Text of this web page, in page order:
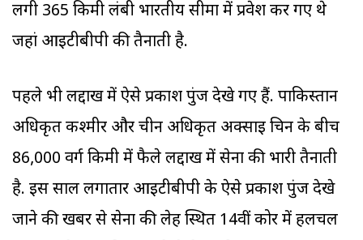
लगी 365 किमी लंबी भारतीय सीमा में प्रवेश कर गए थे
जहां आइटीबीपी की तैनाती है.
पहले भी लद्दाख में ऐसे प्रकाश पुंज देखे गए हैं. पाकिस्तान
अधिकृत कश्मीर और चीन अधिकृत अक्साइ चिन के बीच
86,000 वर्ग किमी में फैले लद्दाख में सेना की भारी तैनाती
है. इस साल लगातार आइटीबीपी के ऐसे प्रकाश पुंज देखे
जाने की खबर से सेना की लेह स्थित 14वीं कोर में हलचल